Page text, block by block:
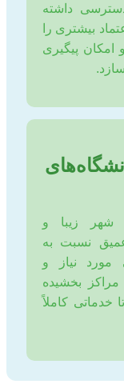
داشته
بیشتری را
امکان پیگیری
شهر زیبا و
نسبت به
مورد نیاز و
مراکز بخشیده
کاملاً